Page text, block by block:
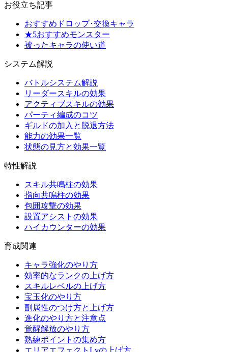
お役立ち記事
おすすめドロップ･交換キャラ
★5おすすめモンスター
被ったキャラの使い道
システム解説
バトルシステム解説
リーダースキルの効果
アクティブスキルの効果
パーティ編成のコツ
ギルドの加入と脱退方法
能力の効果一覧
状態の見方と効果一覧
特性解説
スキル共鳴柱の効果
指向共鳴柱の効果
包囲攻撃の効果
設置アシストの効果
ハイカウンターの効果
育成関連
キャラ強化のやり方
効率的なランクの上げ方
スキルレベルの上げ方
宝玉化のやり方
副属性のつけ方と上げ方
進化のやり方と注意点
覚醒解放のやり方
熟練ポイントの集め方
エリアエフェクトLvの上げ方